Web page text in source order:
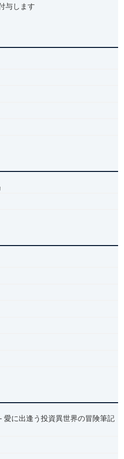
与します
‐ 愛に出逢う投資異世界の冒険筆記